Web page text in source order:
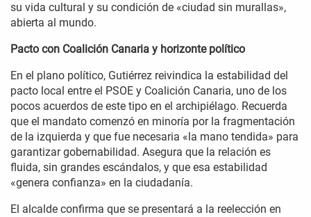
su vida cultural y su condición de «ciudad sin murallas»,
abierta al mundo.
Pacto con Coalición Canaria y horizonte político
En el plano político, Gutiérrez reivindica la estabilidad del
pacto local entre el PSOE y Coalición Canaria, uno de los
pocos acuerdos de este tipo en el archipiélago. Recuerda
que el mandato comenzó en minoría por la fragmentación
de la izquierda y que fue necesaria «la mano tendida» para
garantizar gobernabilidad. Asegura que la relación es
fluida, sin grandes escándalos, y que esa estabilidad
«genera confianza» en la ciudadanía.
El alcalde confirma que se presentará a la reelección en